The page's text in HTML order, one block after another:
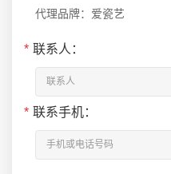
代理品牌：爱瓷艺
* 联系人：
* 联系手机：